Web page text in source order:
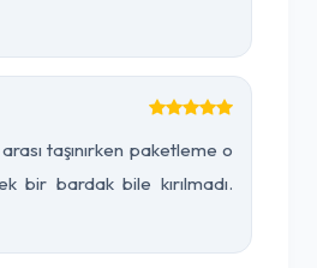
taşınırken paketleme o
bir bardak bile kırılmadı.